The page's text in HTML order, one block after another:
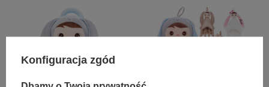
Konfiguracja zgód